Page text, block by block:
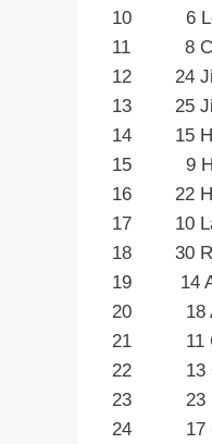
10 6
11 8
12 24
13 25
14 15
15 9
16 22
17 10
18 30
19
20 18
21 11
22 13
23 23
24 17